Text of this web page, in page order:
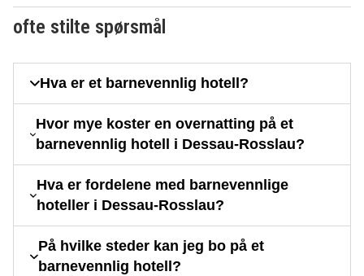
ofte stilte spørsmål
Hva er et barnevennlig hotell?
Hvor mye koster en overnatting på et
barnevennlig hotell i Dessau-Rosslau?
Hva er fordelene med barnevennlige
hoteller i Dessau-Rosslau?
På hvilke steder kan jeg bo på et
barnevennlig hotell?